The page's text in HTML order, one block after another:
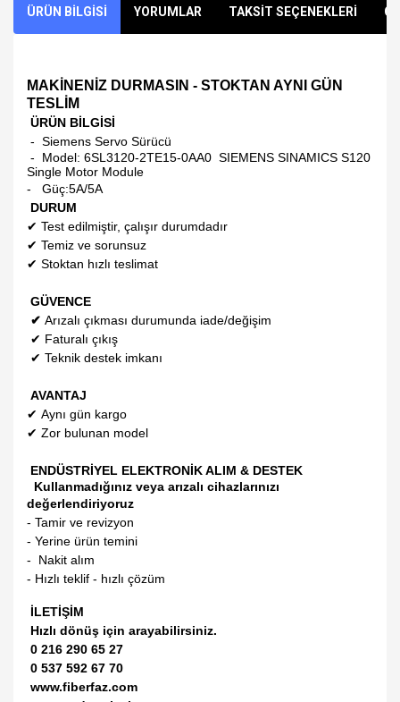
ÜRÜN BİLGİSİ YORUMLAR TAKSİT SEÇENEKLERİ
MAKİNENİZ DURMASIN - STOKTAN AYNI GÜN
TESLİM
ÜRÜN BİLGİSİ
- Siemens Servo Sürücü
- Model: 6SL3120-2TE15-0AA0 SIEMENS SINAMICS S120
Single Motor Module
- Güç:5A/5A
DURUM
✔ Test edilmiştir, çalışır durumdadır
✔ Temiz ve sorunsuz
✔ Stoktan hızlı teslimat
GÜVENCE
✔ Arızalı çıkması durumunda iade/değişim
✔ Faturalı çıkış
✔ Teknik destek imkanı
AVANTAJ
✔ Aynı gün kargo
✔ Zor bulunan model
ENDÜSTRİYEL ELEKTRONİK ALIM & DESTEK
Kullanmadığınız veya arızalı cihazlarınızı
değerlendiriyoruz
- Tamir ve revizyon
- Yerine ürün temini
- Nakit alım
- Hızlı teklif - hızlı çözüm
İLETİŞİM
Hızlı dönüş için arayabilirsiniz.
0 216 290 65 27
0 537 592 67 70
www.fiberfaz.com